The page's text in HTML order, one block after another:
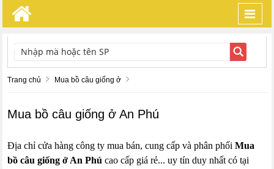
TÌM KIẾM
Trang chủ Mua bồ câu giống ở
Mua bồ câu giống ở An Phú
Địa chỉ cửa hàng công ty mua bán, cung cấp và phân phốiMua
bồ câu giống ở An Phú cao cấp giá rẻ... uy tín duy nhất có tại